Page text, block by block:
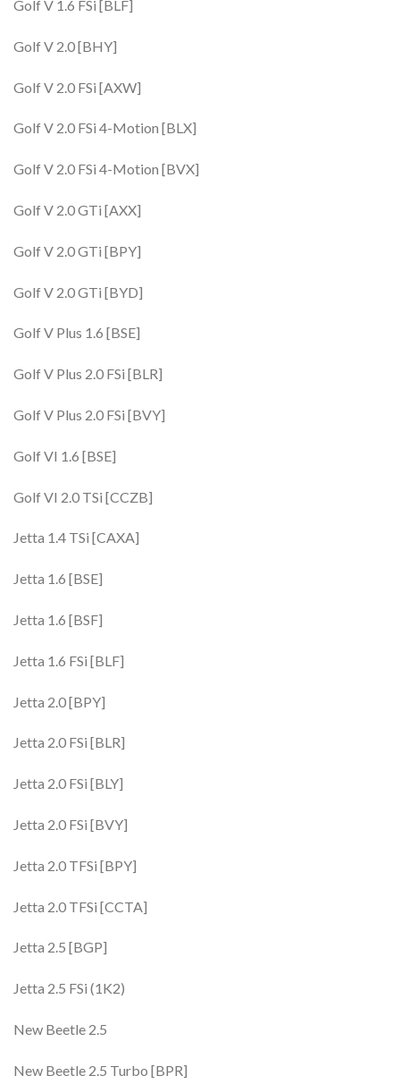
Golf V 1.6 FSi [BLF]
Golf V 2.0 [BHY]
Golf V 2.0 FSi [AXW]
Golf V 2.0 FSi 4-Motion [BLX]
Golf V 2.0 FSi 4-Motion [BVX]
Golf V 2.0 GTi [AXX]
Golf V 2.0 GTi [BPY]
Golf V 2.0 GTi [BYD]
Golf V Plus 1.6 [BSE]
Golf V Plus 2.0 FSi [BLR]
Golf V Plus 2.0 FSi [BVY]
Golf VI 1.6 [BSE]
Golf VI 2.0 TSi [CCZB]
Jetta 1.4 TSi [CAXA]
Jetta 1.6 [BSE]
Jetta 1.6 [BSF]
Jetta 1.6 FSi [BLF]
Jetta 2.0 [BPY]
Jetta 2.0 FSi [BLR]
Jetta 2.0 FSi [BLY]
Jetta 2.0 FSi [BVY]
Jetta 2.0 TFSi [BPY]
Jetta 2.0 TFSi [CCTA]
Jetta 2.5 [BGP]
Jetta 2.5 FSi (1K2)
New Beetle 2.5
New Beetle 2.5 Turbo [BPR]